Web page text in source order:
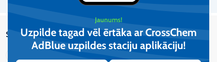
Jaunums!
Uzpilde tagad vēl ērtāka ar CrossChem
AdBlue uzpildes staciju aplikāciju!​
Sazinies ar mums
CrossChem SIA